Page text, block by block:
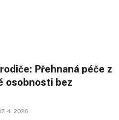
Přehnaná péče z
osobnosti bez
4. 2026